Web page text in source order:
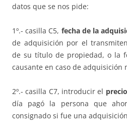
datos que se nos pide:
1º.- casilla C5, fecha de la
de adquisición por el
de su título de propiedad, o la
causante en caso de adquisición
2º.- casilla C7, introducir el
día pagó la persona que
consignado si fue una